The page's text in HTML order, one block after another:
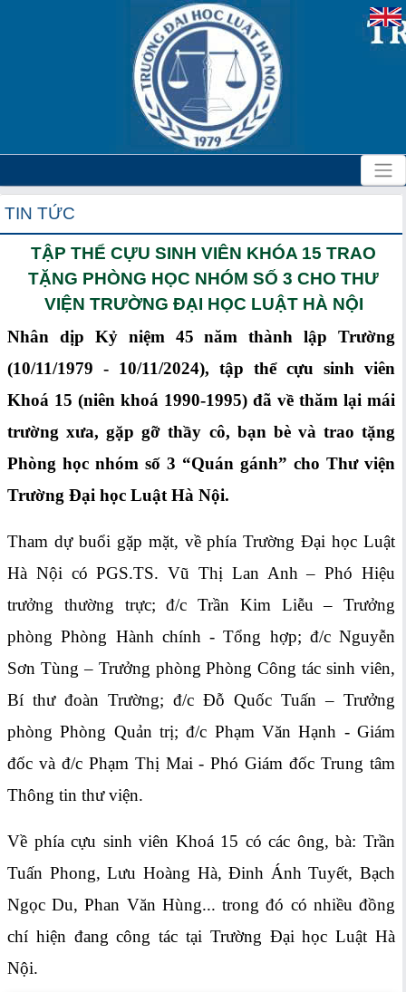
TIN TỨC
TẬP THỂ CỰU SINH VIÊN KHÓA 15 TRAO
TẶNG PHÒNG HỌC NHÓM SỐ 3 CHO THƯ
VIỆN TRƯỜNG ĐẠI HỌC LUẬT HÀ NỘI
Nhân dịp Kỷ niệm 45 năm thành lập Trường
(10/11/1979 - 10/11/2024), tập thể cựu sinh viên
Khoá 15 (niên khoá 1990-1995) đã về thăm lại mái
trường xưa, gặp gỡ thầy cô, bạn bè và trao tặng
Phòng học nhóm số 3 “Quán gánh” cho Thư viện
Trường Đại học Luật Hà Nội.
Tham dự buổi gặp mặt, về phía Trường Đại học Luật
Hà Nội có PGS.TS. Vũ Thị Lan Anh – Phó Hiệu
trưởng thường trực; đ/c Trần Kim Liễu – Trưởng
phòng Phòng Hành chính - Tổng hợp; đ/c Nguyễn
Sơn Tùng – Trưởng phòng Phòng Công tác sinh viên,
Bí thư đoàn Trường; đ/c Đỗ Quốc Tuấn – Trưởng
phòng Phòng Quản trị; đ/c Phạm Văn Hạnh - Giám
đốc và đ/c Phạm Thị Mai - Phó Giám đốc Trung tâm
Thông tin thư viện.
Về phía cựu sinh viên Khoá 15 có các ông, bà: Trần
Tuấn Phong, Lưu Hoàng Hà, Đinh Ánh Tuyết, Bạch
Ngọc Du, Phan Văn Hùng... trong đó có nhiều đồng
chí hiện đang công tác tại Trường Đại học Luật Hà
Nội.